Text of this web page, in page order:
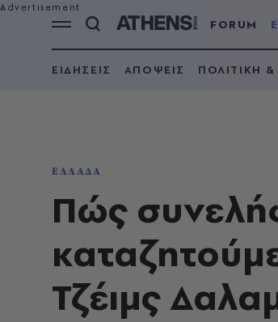
FORUM
ΕΙΔΗΣΕΙΣ ΑΠΟΨΕΙΣ ΠΟΛΙΤΙΚΗ
ΕΛΛΑΔΑ
Πώς
Τζέιμς